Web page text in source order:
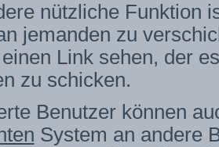
nützliche Funktion
jemanden zu
Link sehen, der
zu schicken.
Benutzer können
System an andere